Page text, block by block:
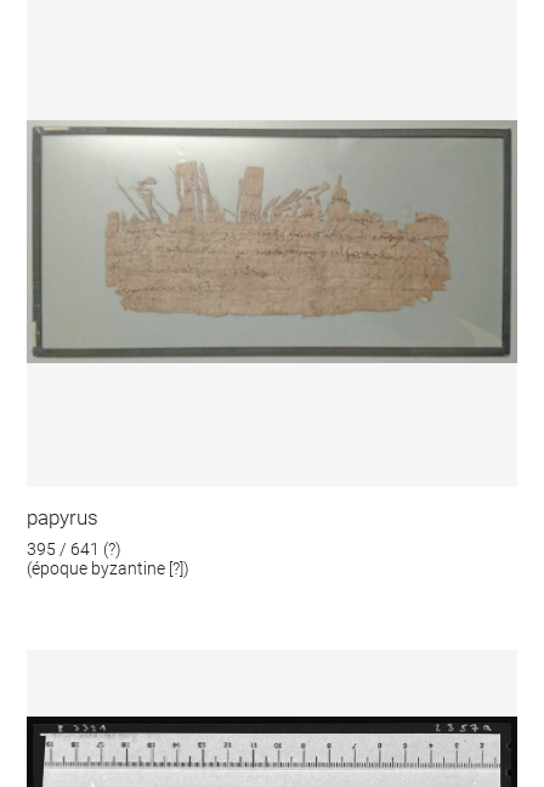
papyrus
395 / 641 (?)
(époque byzantine [?])